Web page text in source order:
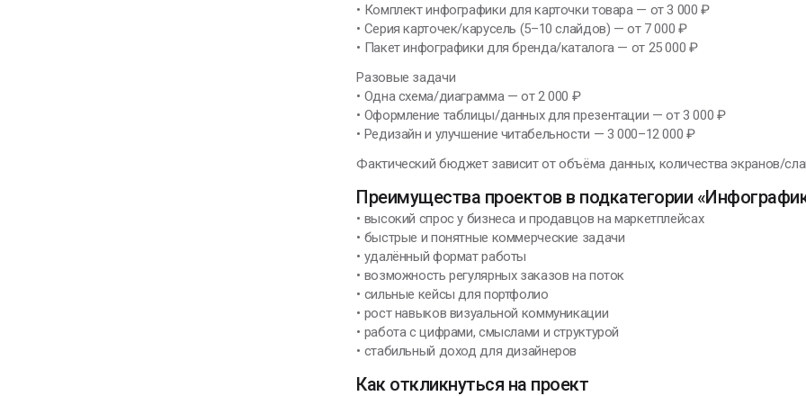
• Комплект инфографики для карточки товара — от 3 000 ₽
• Серия карточек/карусель (5–10 слайдов) — от 7 000 ₽
• Пакет инфографики для бренда/каталога — от 25 000 ₽
Разовые задачи
• Одна схема/диаграмма — от 2 000 ₽
• Оформление таблицы/данных для презентации — от 3 000 ₽
• Редизайн и улучшение читабельности — 3 000–12 000 ₽
Фактический бюджет зависит от объёма данных, количества экранов/
Преимущества проектов в подкатегории
• высокий спрос у бизнеса и продавцов на маркетплейсах
• быстрые и понятные коммерческие задачи
• удалённый формат работы
• возможность регулярных заказов на поток
• сильные кейсы для портфолио
• рост навыков визуальной коммуникации
• работа с цифрами, смыслами и структурой
• стабильный доход для дизайнеров
Как откликнуться на проект